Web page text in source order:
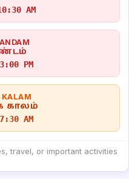
AM
PM
காலம்
AM
travel, or important activities